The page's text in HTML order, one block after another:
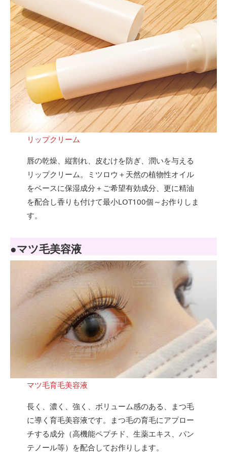
リップクリーム
唇の乾燥、縦割れ、皮むけを防ぎ、潤いを与える
リップクリーム。ミツロウ＋天然の植物性オイル
をベースに保湿成分＋ご希望有効成分、更に精油
を配合し香りも付けて最小LOT100個～お作りしま
す。
●マツ毛美容液
マツ毛育毛美容液
長く、濃く、強く、ボリューム感のある、まつ毛
に導く育毛美容液です。まつ毛の育毛にアプロー
チする成分（高機能ペプチド、生薬エキス、パン
テノール等）を配合してお作りします。